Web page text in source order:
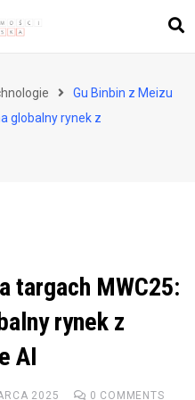
Gu Binbin z Meizu
globalny rynek z
targach MWC25:
rynek z
AI
2025 0 COMMENTS